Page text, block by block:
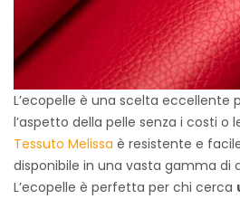
L’ecopelle è una scelta eccellente
l’aspetto della pelle senza i costi o
Tessuto Melissa è resistente e
disponibile in una vasta gamma di
L’ecopelle è perfetta per chi cerca